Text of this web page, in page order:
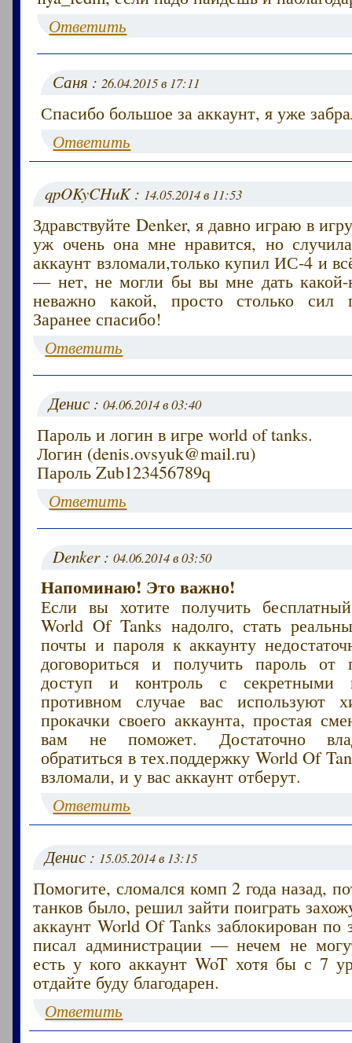
Ответить
Саня :26.04.2015 в 17:11
Спасибо большое за аккаунт, я уже
Ответить
qpOKyCHuK : 14.05.2014 в 11:53
Здравствуйте Denker, я давно играю в
уж очень она мне нравится, но
аккаунт взломали,только купил ИС-4 и
— нет, не могли бы вы мне дать какой-
неважно какой, просто столько сил
Заранее спасибо!
Ответить
Денис :04.06.2014 в 03:40
Пароль и логин в игре world of tanks.
Логин (denis.ovsyuk@mail.ru)
Пароль Zub123456789q
Ответить
Denker :04.06.2014 в 03:50
Напоминаю! Это важно!
Если вы хотите получить
World Of Tanks надолго, стать
почты и пароля к аккаунту
договориться и получить пароль
доступ и контроль с секретными
противном случае вас используют
прокачки своего аккаунта, простая
вам не поможет. Достаточно
обратиться в тех.поддержку World Of
взломали, и у вас аккаунт отберут.
Ответить
Денис : 15.05.2014 в 13:15
Помогите, сломался комп 2 года назад,
танков было, решил зайти поиграть
аккаунт World Of Tanks заблокирован по
писал администрации — нечем не
есть у кого аккаунт WoT хотя бы с 7
отдайте буду благодарен.
Ответить